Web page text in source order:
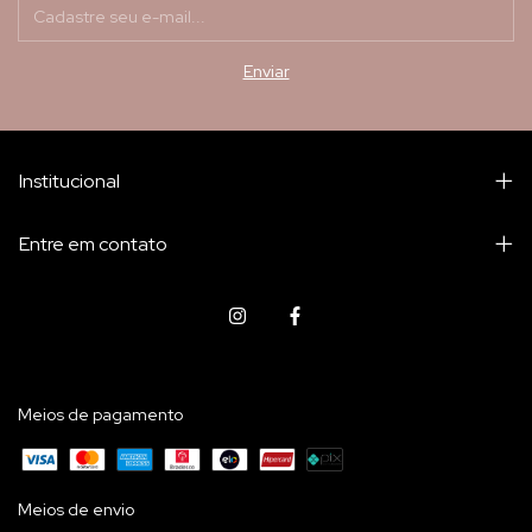
Institucional
Entre em contato
Meios de pagamento
Meios de envio